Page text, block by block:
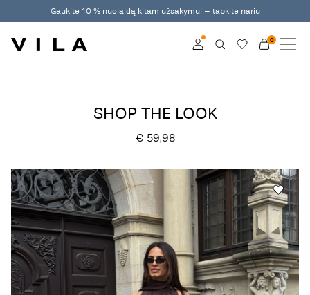
Gaukite 10 % nuolaidą kitam užsakymui – tapkite nariu
Become a member
0
NAUJAUSIA KOLEKCIJA
TENDENCIJOS
VILA CLUB
ROUGE EDIT
Prisijunkite
SHOP THE LOOK
€ 59,98